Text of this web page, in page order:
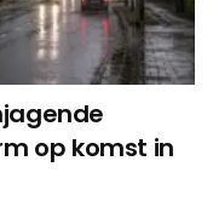
op komst in